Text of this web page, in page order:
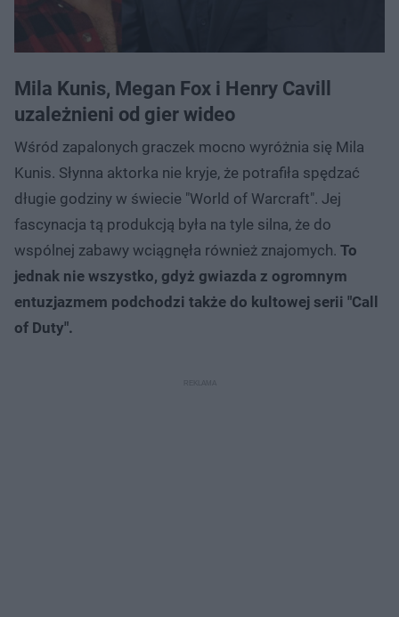
Mila Kunis, Megan Fox i Henry Cavill
uzależnieni od gier wideo
Wśród zapalonych graczek mocno wyróżnia się Mila
Kunis. Słynna aktorka nie kryje, że potrafiła spędzać
długie godziny w świecie "World of Warcraft". Jej
fascynacja tą produkcją była na tyle silna, że do
wspólnej zabawy wciągnęła również znajomych. To
jednak nie wszystko, gdyż gwiazda z ogromnym
entuzjazmem podchodzi także do kultowej serii "Call
of Duty".